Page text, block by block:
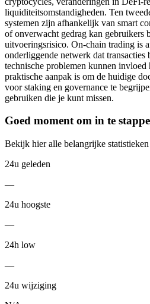
liquiditeitsomstandigheden. Ten
systemen zijn afhankelijk van smart
of onverwacht gedrag kan gebruikers
uitvoeringsrisico. On-chain trading is
onderliggende netwerk dat transacties
technische problemen kunnen invloed
praktische aanpak is om de huidige
voor staking en governance te
gebruiken die je kunt missen.
Goed moment om in te
Bekijk hier alle belangrijke
24u geleden
—
24u hoogste
—
24h low
—
24u wijziging